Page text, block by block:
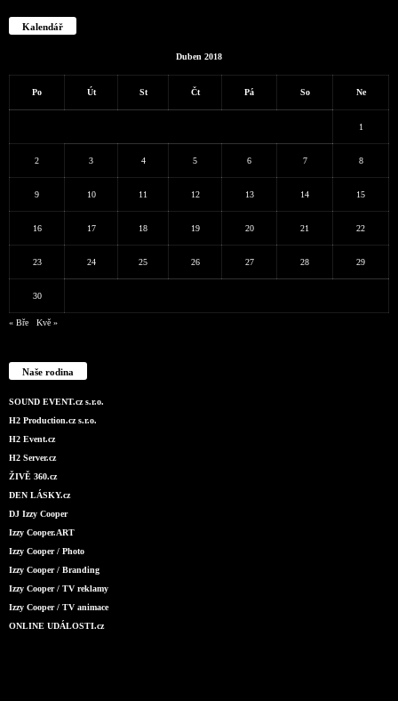
Kalendář
Duben 2018
Po Út St Čt Pá So Ne
1
2 3 4 5 6 7 8
9 10 11 12 13 14 15
16 17 18 19 20 21 22
23 24 25 26 27 28 29
30
« Bře Kvě »
Naše rodina
SOUND EVENT.cz s.r.o.
H2 Production.cz s.r.o.
H2 Event.cz
H2 Server.cz
ŽIVĚ 360.cz
DEN LÁSKY.cz
DJ Izzy Cooper
Izzy Cooper.ART
Izzy Cooper / Photo
Izzy Cooper / Branding
Izzy Cooper / TV reklamy
Izzy Cooper / TV animace
ONLINE UDÁLOSTI.cz